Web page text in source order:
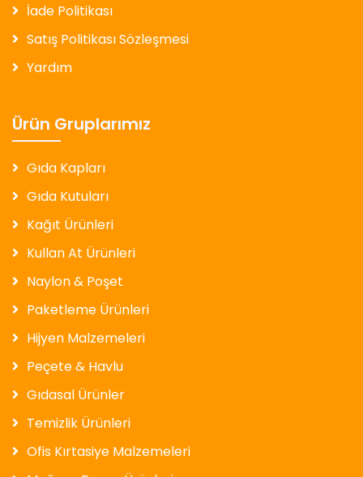
İade Politikası
Satış Politikası Sözleşmesi
Yardım
Ürün Gruplarımız
Gıda Kapları
Gıda Kutuları
Kağıt Ürünleri
Kullan At Ürünleri
Naylon & Poşet
Paketleme Ürünleri
Hijyen Malzemeleri
Peçete & Havlu
Gıdasal Ürünler
Temizlik Ürünleri
Ofis Kırtasiye Malzemeleri